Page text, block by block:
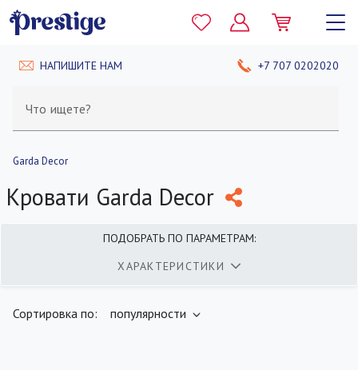
НАПИШИТЕ НАМ +7 707 0202020
Что ищете?
Garda Decor
Кровати Garda Decor
ПОДОБРАТЬ ПО ПАРАМЕТРАМ:
ХАРАКТЕРИСТИКИ
Сортировка по: популярности